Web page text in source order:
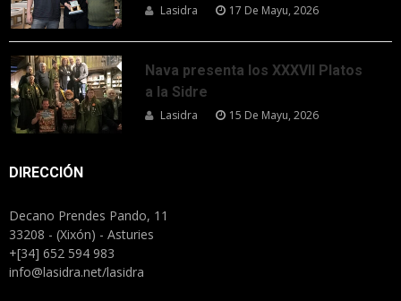
Lasidra 17 De Mayu, 2026
Nava presenta los XXXVII Platos
a la Sidre
Lasidra 15 De Mayu, 2026
DIRECCIÓN
Decano Prendes Pando, 11
33208 - (Xixón) - Asturies
+[34] 652 594 983
info@lasidra.net/lasidra